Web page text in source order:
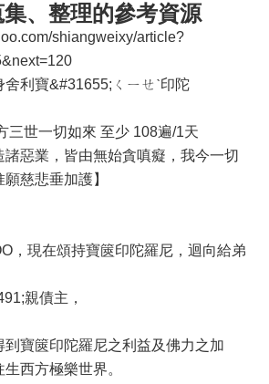
、整理的參考資源
shiangweixy/article?
利寶&#31655;ㄑㄧㄝˋ印陀
世一切如來 至少 108遍/1天
業，皆由無始貪嗔癡，我今一切
悲垂加護】
現在頌持寶篋印陀羅尼，迴向給弟
親債主，
篋印陀羅尼之利益及佛力之加
方極樂世界。